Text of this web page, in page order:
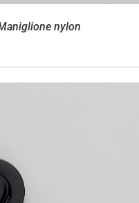
nylon